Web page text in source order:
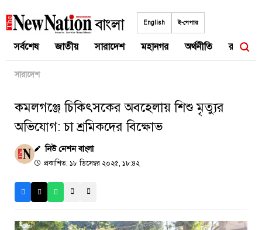
to
English ই-পেপার
সর্বশেষ জাতীয় সারাদেশ মহানগর অর্থনীতি রাজনীতি
সারাদেশ
কমলগঞ্জে চিকিৎসকের অবহেলায় শিশু মৃত্যুর
অভিযোগ: চা শ্রমিকদের বিক্ষোভ
নিউ নেশন বাংলা
প্রকাশিত: ১৮ ডিসেম্বর ২০২৫, ১৮:৪২